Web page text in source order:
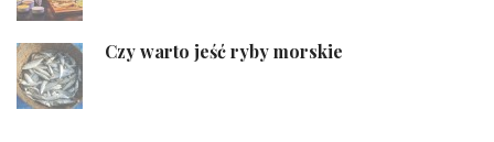
Czy warto jeść ryby morskie